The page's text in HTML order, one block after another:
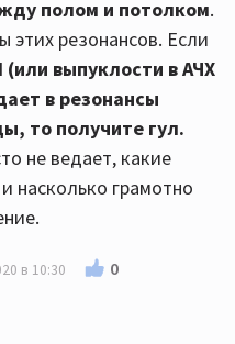
полом и потолком.
резонансов. Если
выпуклости в АЧХ
в резонансы
то получите гул.
не ведает, какие
насколько грамотно
в 10:30 0